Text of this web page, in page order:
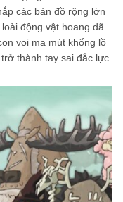
các bản đồ rộng lớn
động vật hoang dã.
voi ma mút khổng lồ
thành tay sai đắc lực